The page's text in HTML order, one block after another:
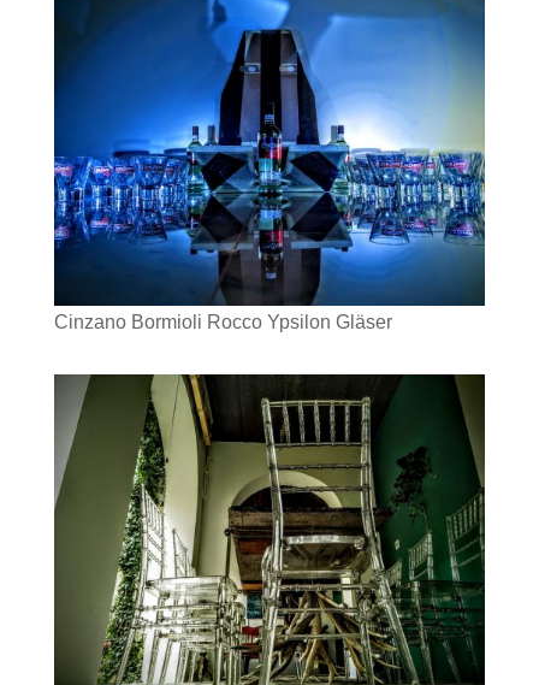
Cinzano Bormioli Rocco Ypsilon Gläser